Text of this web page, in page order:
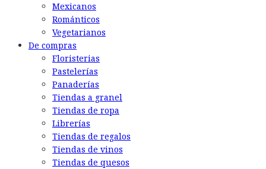
Mexicanos
Románticos
Vegetarianos
De compras
Floristerias
Pastelerías
Panaderías
Tiendas a granel
Tiendas de ropa
Librerías
Tiendas de regalos
Tiendas de vinos
Tiendas de quesos